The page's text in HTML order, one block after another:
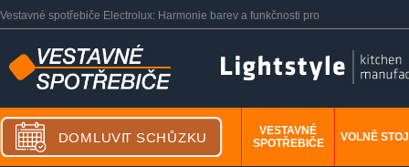
Vestavné spotřebiče Electrolux: Harmonie barev a funkčnosti pro
VESTAVNÉ
SPOTŘEBIČE
VOLNĚ